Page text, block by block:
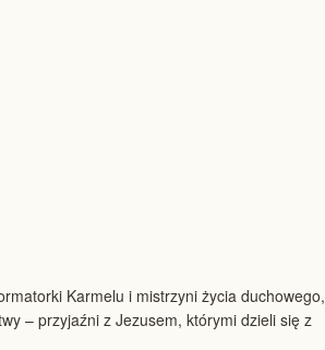
Karmelu i mistrzyni życia duchowego,
– przyjaźni z Jezusem, którymi dzieli się z